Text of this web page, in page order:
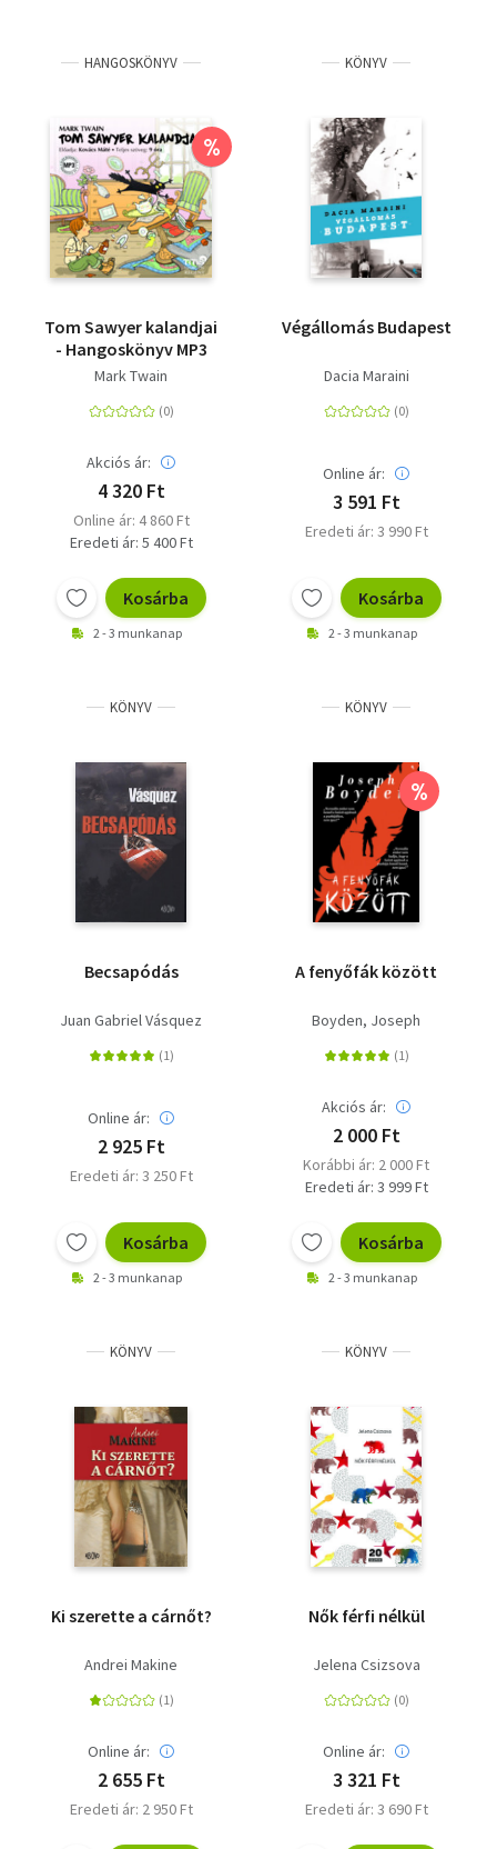
HANGOSKÖNYV
%
Tom Sawyer kalandjai
- Hangoskönyv MP3
Mark Twain
Akciós ár:
4 320 Ft
Online ár: 4 860 Ft
Eredeti ár: 5 400 Ft
Kosárba
2 - 3 munkanap
KÖNYV
Végállomás Budapest
Dacia Maraini
Online ár:
3 591 Ft
Eredeti ár: 3 990 Ft
Kosárba
2 - 3 munkanap
KÖNYV
Becsapódás
Juan Gabriel Vásquez
Online ár:
2 925 Ft
Eredeti ár: 3 250 Ft
Kosárba
2 - 3 munkanap
KÖNYV
%
A fenyőfák között
Boyden, Joseph
Akciós ár:
2 000 Ft
Korábbi ár: 2 000 Ft
Eredeti ár: 3 999 Ft
Kosárba
2 - 3 munkanap
KÖNYV
Ki szerette a cárnőt?
Andrei Makine
Online ár:
2 655 Ft
Eredeti ár: 2 950 Ft
KÖNYV
Nők férfi nélkül
Jelena Csizsova
Online ár:
3 321 Ft
Eredeti ár: 3 690 Ft